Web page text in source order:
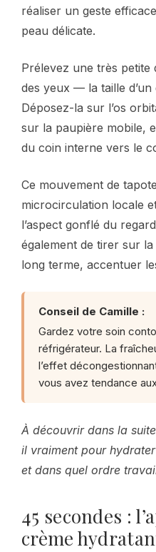
réaliser un geste
peau délicate.
Prélevez une très
des yeux — la taille
Déposez-la sur l’os
sur la paupière mobile,
du coin interne vers le
Ce mouvement de
microcirculation locale
l’aspect gonflé du
également de tirer sur
long terme, accentuer
Conseil de Camille :
Gardez votre soin
réfrigérateur. La
l’effet
vous avez tendance
À découvrir dans la
il vraiment pour
et dans quel ordre
45 secondes :
crème